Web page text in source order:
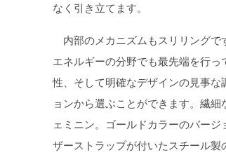
なく引き立てます。
内部のメカニズムもスリリングで
エネルギーの分野でも最先端を行
性、そして明確なデザインの見事
ョンから選ぶことができます。繊
ェミニン。ゴールドカラーのバー
ザーストラップが付いたスチール製